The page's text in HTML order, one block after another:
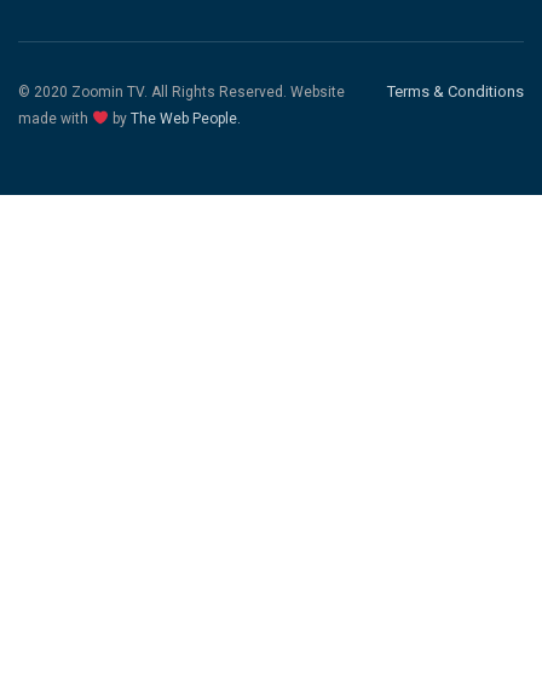
Terms & Conditions
© 2020 Zoomin TV. All Rights Reserved. Website
made with
by The Web People.